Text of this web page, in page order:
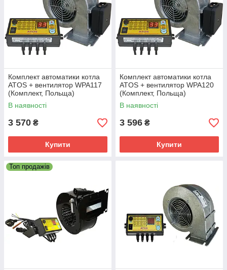
Комплект автоматики котла
ATOS + вентилятор WPA117
(Комплект, Польща)
В наявності
3 570 ₴
Купити
Комплект автоматики котла
ATOS + вентилятор WPA120
(Комплект, Польща)
В наявності
3 596 ₴
Купити
Топ продажів